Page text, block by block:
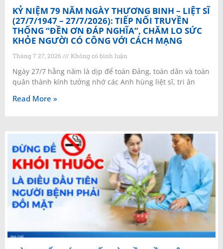
KỶ NIỆM 79 NĂM NGÀY THƯƠNG BINH – LIỆT SĨ
(27/7/1947 – 27/7/2026): TIẾP NỐI TRUYỀN
THỐNG “ĐỀN ƠN ĐÁP NGHĨA”, CHĂM LO SỨC
KHỎE NGƯỜI CÓ CÔNG VỚI CÁCH MẠNG
Tháng 7 27, 2026 Không có bình luận
Ngày 27/7 hằng năm là dịp để toàn Đảng, toàn dân và toàn
quân thành kính tưởng nhớ các Anh hùng liệt sĩ, tri ân
Read More »